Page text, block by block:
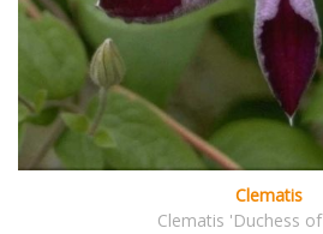
Clematis
Clematis 'Duchess